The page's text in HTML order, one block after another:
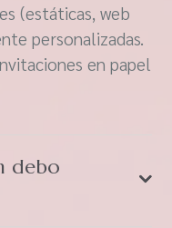
(estáticas, web
personalizadas.
en papel
debo